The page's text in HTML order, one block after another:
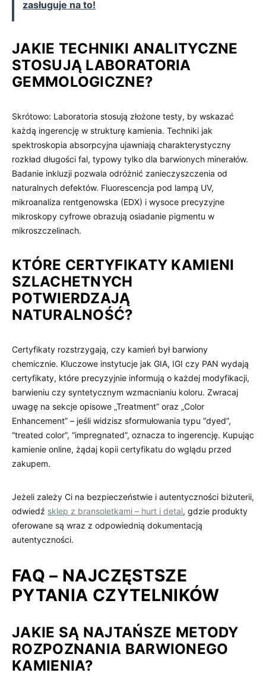
zasługuje na to!
JAKIE TECHNIKI ANALITYCZNE
STOSUJĄ LABORATORIA
GEMMOLOGICZNE?
Skrótowo: Laboratoria stosują złożone testy, by wskazać
każdą ingerencję w strukturę kamienia. Techniki jak
spektroskopia absorpcyjna ujawniają charakterystyczny
rozkład długości fal, typowy tylko dla barwionych minerałów.
Badanie inkluzji pozwala odróżnić zanieczyszczenia od
naturalnych defektów. Fluorescencja pod lampą UV,
mikroanaliza rentgenowska (EDX) i wysoce precyzyjne
mikroskopy cyfrowe obrazują osiadanie pigmentu w
mikroszczelinach.
KTÓRE CERTYFIKATY KAMIENI
SZLACHETNYCH
POTWIERDZAJĄ
NATURALNOŚĆ?
Certyfikaty rozstrzygają, czy kamień był barwiony
chemicznie. Kluczowe instytucje jak GIA, IGI czy PAN wydają
certyfikaty, które precyzyjnie informują o każdej modyfikacji,
barwieniu czy syntetycznym wzmacnianiu koloru. Zwracaj
uwagę na sekcje opisowe „Treatment” oraz „Color
Enhancement” – jeśli widzisz sformułowania typu “dyed”,
“treated color”, “impregnated”, oznacza to ingerencję. Kupując
kamienie online, żądaj kopii certyfikatu do wglądu przed
zakupem.
Jeżeli zależy Ci na bezpieczeństwie i autentyczności biżuterii,
odwiedź sklep z bransoletkami – hurt i detal, gdzie produkty
oferowane są wraz z odpowiednią dokumentacją
autentyczności.
FAQ – NAJCZĘSTSZE
PYTANIA CZYTELNIKÓW
JAKIE SĄ NAJTAŃSZE METODY
ROZPOZNANIA BARWIONEGO
KAMIENIA?